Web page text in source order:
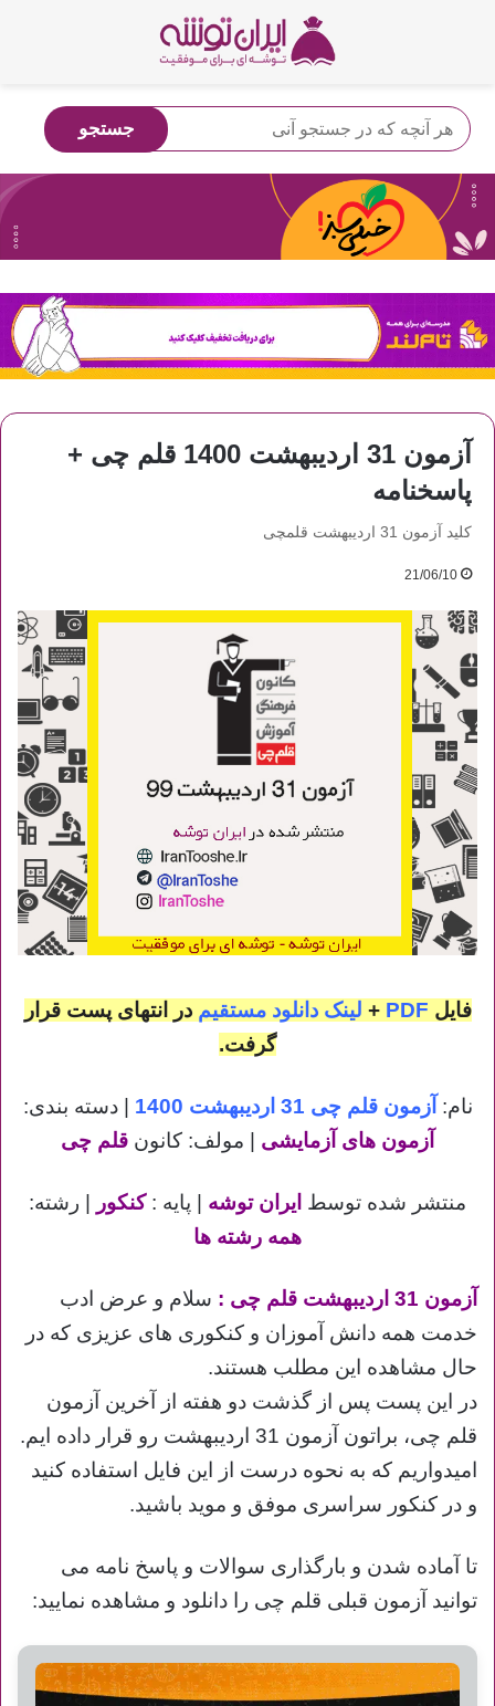
آزمون 31 اردیبهشت 1400 قلم چی +
پاسخنامه
کلید آزمون 31 اردیبهشت قلمچی
21/06/10
فایل PDF
+ لینک دانلود مستقیم در انتهای پست قرار
گرفت.
نام: آزمون قلم چی 31 اردیبهشت 1400
| دسته بندی:
آزمون های آزمایشی | مولف: کانون قلم چی
منتشر شده توسط ایران توشه | پایه :کنکور
| رشته:
همه رشته ها
آزمون 31 اردیبهشت قلم چی : سلام و عرض ادب
خدمت همه دانش آموزان و کنکوری های عزیزی که در
حال مشاهده این مطلب هستند.
در این پست پس از گذشت دو هفته از آخرین آزمون
قلم چی، براتون آزمون 31 اردیبهشت رو قرار داده ایم.
امیدواریم که به نحوه درست از این فایل استفاده کنید
و در کنکور سراسری موفق و موید باشید.
تا آماده شدن و بارگذاری سوالات و پاسخ نامه می
توانید آزمون قبلی قلم چی را دانلود و مشاهده نمایید: